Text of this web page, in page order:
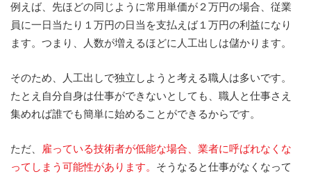
例えば、先ほどの同じように常用単価が２万円の場合、従業
員に一日当たり１万円の日当を支払えば１万円の利益になり
ます。つまり、人数が増えるほどに人工出しは儲かります。
そのため、人工出しで独立しようと考える職人は多いです。
たとえ自分自身は仕事ができないとしても、職人と仕事さえ
集めれば誰でも簡単に始めることができるからです。
ただ、
雇っている技術者が低能な場合、業者に呼ばれなくな
ってしまう可能性があります。 そうなると仕事がなくなって